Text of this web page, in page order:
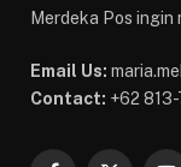
Merdeka Pos ingin
Email Us:
Contact: +62